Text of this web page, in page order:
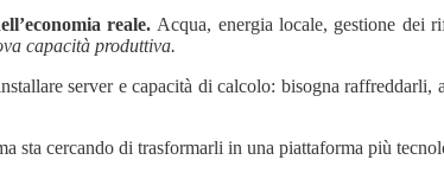
reale.Acqua, energia locale, gestione dei
capacità produttiva.
server e capacità di calcolo: bisogna
sta cercando di trasformarli in una piattaforma più